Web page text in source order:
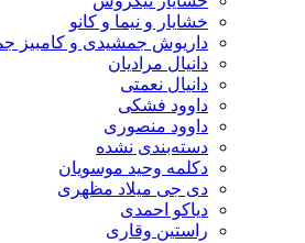
خشایار و نیما و کانو
داریوش جمشیدی و کامبیز
دانیال مرادیان
دانیال نعمتی
داوود فشکی
داوود منصوری
دسته‌بندی نشده
دکلمه وحید موسویان
دی جی میلاد مظهری
دیاکو احمدی
راستین وقاری